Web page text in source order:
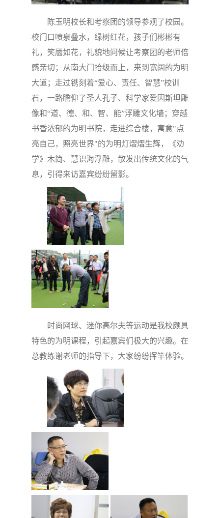
陈玉明校长和考察团的领导参观了校园。
校门口喷泉叠水，绿树红花，孩子们彬彬有
礼，笑靥如花，礼貌地问候让考察团的老师倍
感亲切；从南大门拾级而上，来到宽阔的为明
大道；走过镌刻着“爱心、责任、智慧”校训
石，一路瞻仰了圣人孔子、科学家爱因斯坦雕
像和“道、德、和、智、能”浮雕文化墙；穿越
书香浓郁的为明书院，走进综合楼，寓意"点
亮自己，照亮世界"的为明灯熠熠生辉，《劝
学》木简、慧识海浮雕，散发出传统文化的气
息，引得来访嘉宾纷纷留影。
时尚网球、迷你高尔夫等运动是我校颇具
特色的为明课程，引起嘉宾们极大的兴趣。在
总教练谢老师的指导下，大家纷纷挥竿体验。